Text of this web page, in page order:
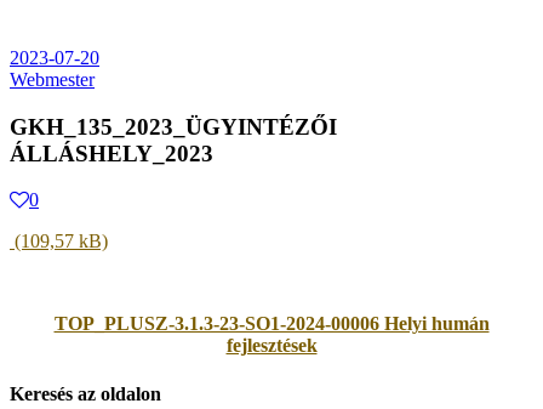
2023-07-20
Webmester
GKH_135_2023_ÜGYINTÉZŐI
ÁLLÁSHELY_2023
0
TOP_PLUSZ-3.1.3-23-SO1-2024-00006 Helyi humán
fejlesztések
Keresés az oldalon